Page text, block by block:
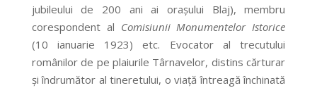
jubileului de 200 ani ai oraşului Blaj), membru
corespondent al Comisiunii Monumentelor Istorice
(10 ianuarie 1923) etc. Evocator al trecutului
românilor de pe plaiurile Târnavelor, distins cărturar
şi îndrumător al tineretului, o viaţă întreagă închinată